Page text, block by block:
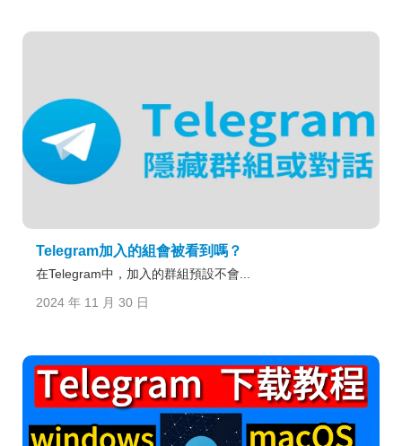
Telegram加入的組會被看到嗎？
在Telegram中，加入的群組預設不會...
2024 年 11 月 30 日